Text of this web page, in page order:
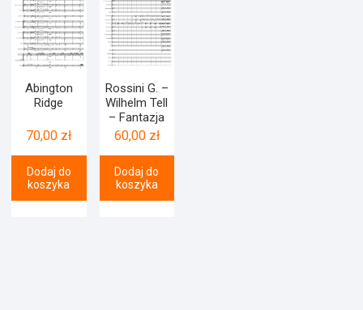
Abington
Ridge
70,00 zł
Dodaj do
koszyka
Rossini G. –
Wilhelm Tell
– Fantazja
60,00 zł
Dodaj do
koszyka